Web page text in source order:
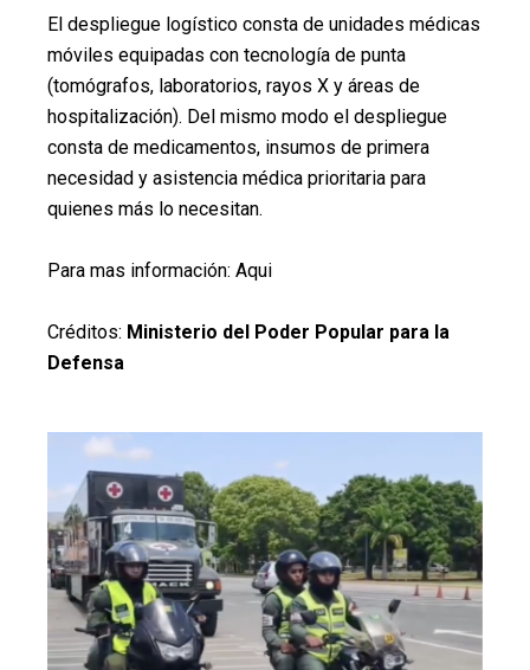
El despliegue logístico consta de unidades médicas
móviles equipadas con tecnología de punta
(tomógrafos, laboratorios, rayos X y áreas de
hospitalización). Del mismo modo el despliegue
consta de medicamentos, insumos de primera
necesidad y asistencia médica prioritaria para
quienes más lo necesitan.
Para mas información: Aqui
Créditos: Ministerio del Poder Popular para la
Defensa